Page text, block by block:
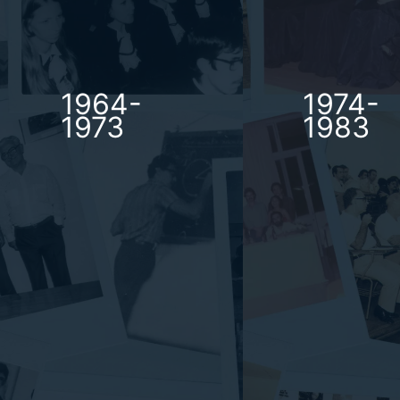
1964-
1973
1974-
1983